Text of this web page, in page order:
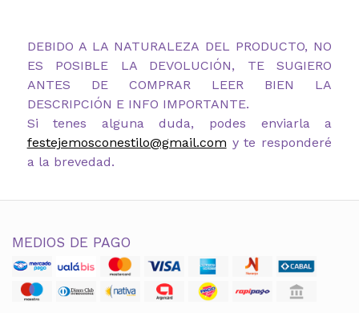
DEBIDO A LA NATURALEZA DEL PRODUCTO, NO
ES POSIBLE LA DEVOLUCIÓN, TE SUGIERO
ANTES DE COMPRAR LEER BIEN LA
DESCRIPCIÓN E INFO IMPORTANTE.
Si tenes alguna duda, podes enviarla a
festejemosconestilo@gmail.com y te responderé
a la brevedad.
MEDIOS DE PAGO